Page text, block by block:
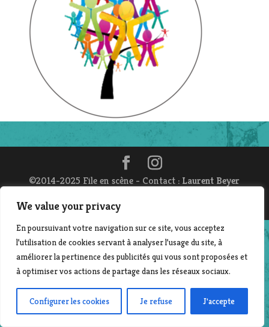
We value your privacy
En poursuivant votre navigation sur ce site, vous acceptez
l’utilisation de cookies servant à analyser l’usage du site, à
améliorer la pertinence des publicités qui vous sont proposées et
à optimiser vos actions de partage dans les réseaux sociaux.
Configurer les cookies Je refuse J'accepte
©2014-2025 File en scène - Contact : Laurent Beyer
www.pro-file-design.com